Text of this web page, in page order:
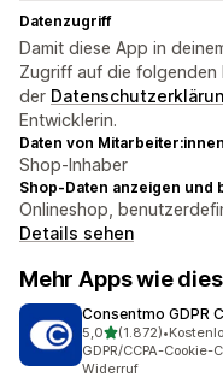
Datenzugriff
Damit diese App in
Zugriff auf die folgenden
der
Entwicklerin.
Daten von
Shop-Inhaber
Shop-Daten anzeigen und
Onlineshop,
Details sehen
Mehr Apps wie
Consentmo GDPR
5,0von 5 Sternen
(1.872)
1872 Rezensionen
•
GDPR/CCPA-
Widerruf